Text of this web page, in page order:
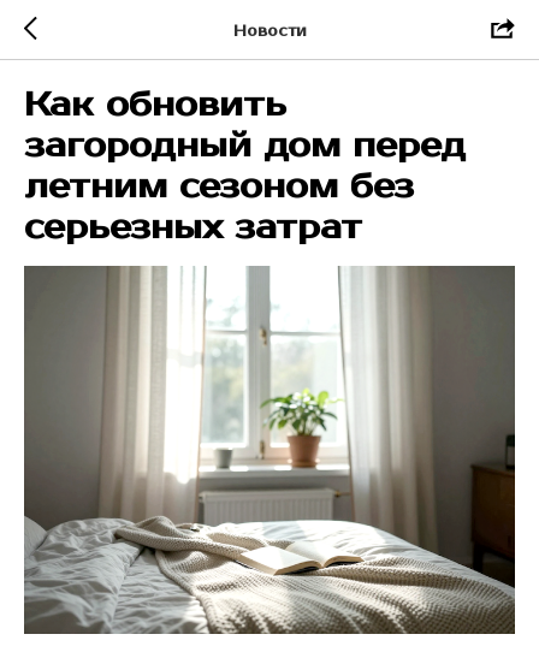
Новости
Как обновить
загородный дом перед
летним сезоном без
серьезных затрат